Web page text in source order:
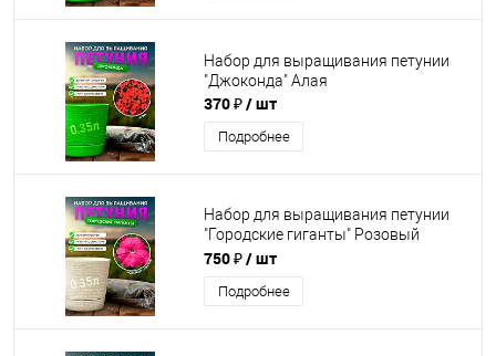
Набор для выращивания петунии
"Джоконда" Алая
370 ₽/ шт
Подробнее
Набор для выращивания петунии
"Городские гиганты" Розовый
сюрприз
750 ₽/ шт
Подробнее